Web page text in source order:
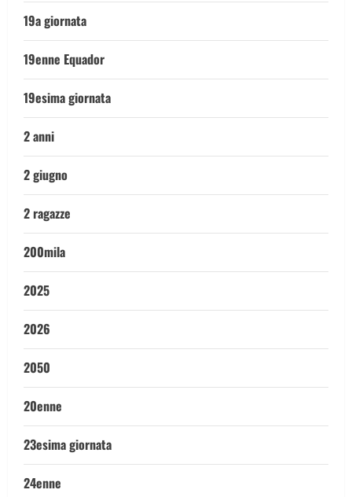
19a giornata
19enne Equador
19esima giornata
2 anni
2 giugno
2 ragazze
200mila
2025
2026
2050
20enne
23esima giornata
24enne